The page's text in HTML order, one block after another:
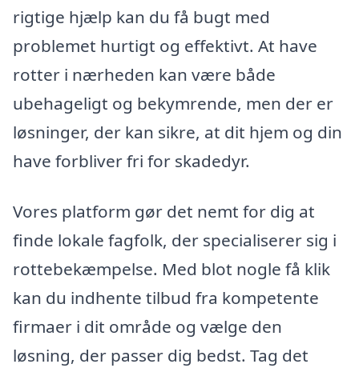
rigtige hjælp kan du få bugt med
problemet hurtigt og effektivt. At have
rotter i nærheden kan være både
ubehageligt og bekymrende, men der er
løsninger, der kan sikre, at dit hjem og din
have forbliver fri for skadedyr.
Vores platform gør det nemt for dig at
finde lokale fagfolk, der specialiserer sig i
rottebekæmpelse. Med blot nogle få klik
kan du indhente tilbud fra kompetente
firmaer i dit område og vælge den
løsning, der passer dig bedst. Tag det